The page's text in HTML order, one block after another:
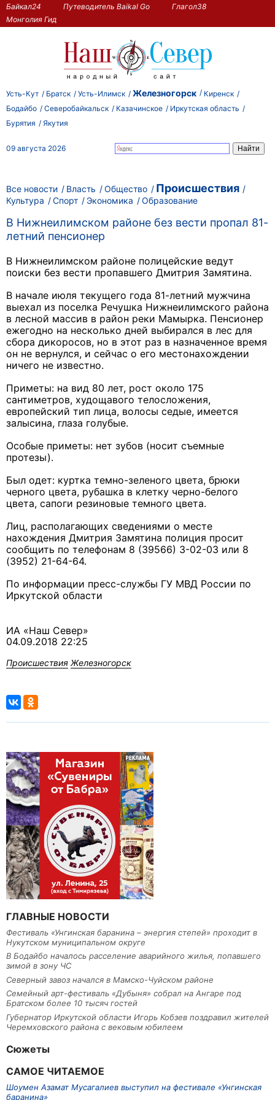
Байкал24 Путеводитель Baikal Go
Глагол38
Монголия Гид
Усть-Кут Братск Усть-Илимск Железногорск
Киренск
Бодайбо
Северобайкальск Казачинское
Иркутская область
Бурятия
Якутия
09 августа 2026
Все новости Власть Общество Происшествия
Культура Спорт Экономика Образование
В Нижнеилимском районе без вести пропал 81-
летний пенсионер
В Нижнеилимском районе полицейские ведут
поиски без вести пропавшего Дмитрия Замятина.
В начале июля текущего года 81-летний мужчина
выехал из поселка Речушка Нижнеилимского района
в лесной массив в район реки Мамырка. Пенсионер
ежегодно на несколько дней выбирался в лес для
сбора дикоросов, но в этот раз в назначенное время
он не вернулся, и сейчас о его местонахождении
ничего не известно.
Приметы: на вид 80 лет, рост около 175
сантиметров, худощавого телосложения,
европейский тип лица, волосы седые, имеется
залысина, глаза голубые.
Особые приметы: нет зубов (носит съемные
протезы).
Был одет: куртка темно-зеленого цвета, брюки
черного цвета, рубашка в клетку черно-белого
цвета, сапоги резиновые темного цвета.
Лиц, располагающих сведениями о месте
нахождения Дмитрия Замятина полиция просит
сообщить по телефонам 8 (39566) 3-02-03 или 8
(3952) 21-64-64.
По информации пресс-службы ГУ МВД России по
Иркутской области
ИА «Наш Север»
04.09.2018 22:25
Происшествия Железногорск
ГЛАВНЫЕ НОВОСТИ
Фестиваль «Унгинская баранина – энергия степей» проходит в
Нукутском муниципальном округе
В Бодайбо началось расселение аварийного жилья, попавшего
зимой в зону ЧС
Северный завоз начался в Мамско-Чуйском районе
Семейный арт-фестиваль «Дубыня» собрал на Ангаре под
Братском более 10 тысяч гостей
Губернатор Иркутской области Игорь Кобзев поздравил жителей
Черемховского района с вековым юбилеем
Сюжеты
САМОЕ ЧИТАЕМОЕ
Шоумен Азамат Мусагалиев выступил на фестивале «Унгинская
баранина»